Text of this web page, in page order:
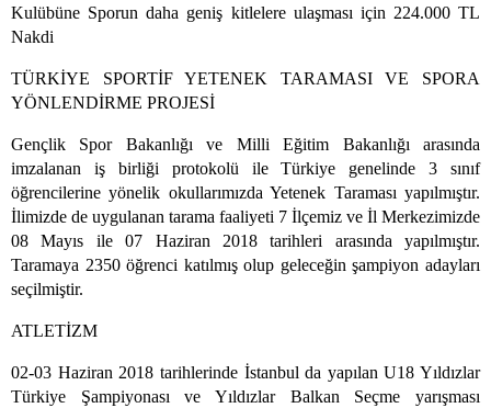
Kulübüne Sporun daha geniş kitlelere ulaşması için 224.000 TL
Nakdi
TÜRKİYE SPORTİF YETENEK TARAMASI VE SPORA
YÖNLENDİRME PROJESİ
Gençlik Spor Bakanlığı ve Milli Eğitim Bakanlığı arasında
imzalanan iş birliği protokolü ile Türkiye genelinde 3 sınıf
öğrencilerine yönelik okullarımızda Yetenek Taraması yapılmıştır.
İlimizde de uygulanan tarama faaliyeti 7 İlçemiz ve İl Merkezimizde
08 Mayıs ile07 Haziran 2018 tarihleri arasında yapılmıştır.
Taramaya 2350 öğrenci katılmış olup geleceğin şampiyon adayları
seçilmiştir.
ATLETİZM
02-03 Haziran 2018 tarihlerinde İstanbul da yapılan U18 Yıldızlar
Türkiye Şampiyonası ve Yıldızlar Balkan Seçme yarışması